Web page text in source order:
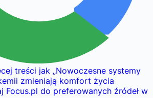
treści jak „Nowoczesne systemy
zmieniają komfort życia
Focus.pl do preferowanych źródeł w